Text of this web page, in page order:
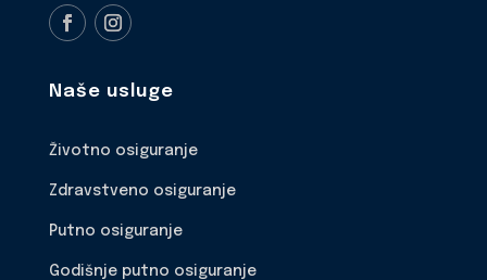
Naše usluge
Životno osiguranje
Zdravstveno osiguranje
Putno osiguranje
Godišnje putno osiguranje